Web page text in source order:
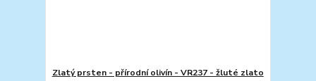
Zlatý prsten - přírodní olivín - VR237 - žluté zlato